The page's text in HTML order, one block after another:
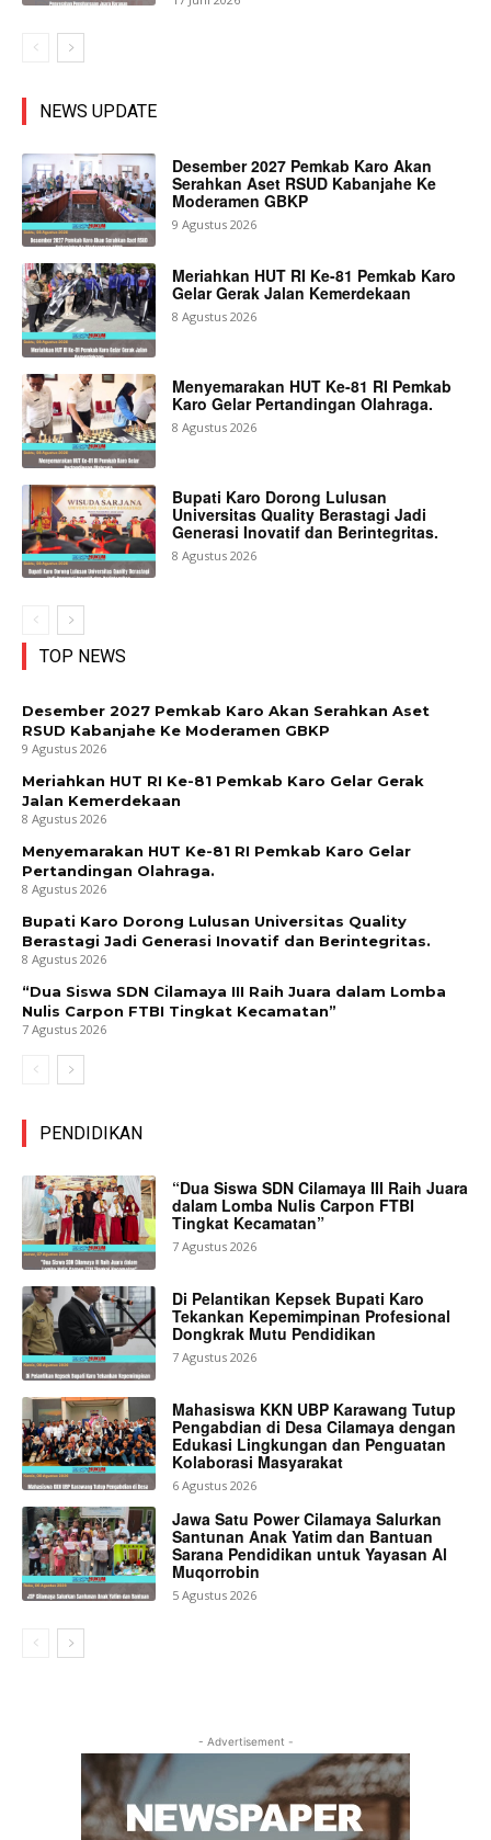
NEWS UPDATE
Desember 2027 Pemkab Karo Akan
Serahkan Aset RSUD Kabanjahe Ke
Moderamen GBKP
9 Agustus 2026
Meriahkan HUT RI Ke-81 Pemkab Karo
Gelar Gerak Jalan Kemerdekaan
8 Agustus 2026
Menyemarakan HUT Ke-81 RI Pemkab
Karo Gelar Pertandingan Olahraga.
8 Agustus 2026
Bupati Karo Dorong Lulusan
Universitas Quality Berastagi Jadi
Generasi Inovatif dan Berintegritas.
8 Agustus 2026
TOP NEWS
Desember 2027 Pemkab Karo Akan Serahkan Aset
RSUD Kabanjahe Ke Moderamen GBKP
9 Agustus 2026
Meriahkan HUT RI Ke-81 Pemkab Karo Gelar Gerak
Jalan Kemerdekaan
8 Agustus 2026
Menyemarakan HUT Ke-81 RI Pemkab Karo Gelar
Pertandingan Olahraga.
8 Agustus 2026
Bupati Karo Dorong Lulusan Universitas Quality
Berastagi Jadi Generasi Inovatif dan Berintegritas.
8 Agustus 2026
“Dua Siswa SDN Cilamaya III Raih Juara dalam Lomba
Nulis Carpon FTBI Tingkat Kecamatan”
7 Agustus 2026
PENDIDIKAN
“Dua Siswa SDN Cilamaya III Raih Juara
dalam Lomba Nulis Carpon FTBI
Tingkat Kecamatan”
7 Agustus 2026
Di Pelantikan Kepsek Bupati Karo
Tekankan Kepemimpinan Profesional
Dongkrak Mutu Pendidikan
7 Agustus 2026
Mahasiswa KKN UBP Karawang Tutup
Pengabdian di Desa Cilamaya dengan
Edukasi Lingkungan dan Penguatan
Kolaborasi Masyarakat
6 Agustus 2026
Jawa Satu Power Cilamaya Salurkan
Santunan Anak Yatim dan Bantuan
Sarana Pendidikan untuk Yayasan Al
Muqorrobin
5 Agustus 2026
- Advertisement -